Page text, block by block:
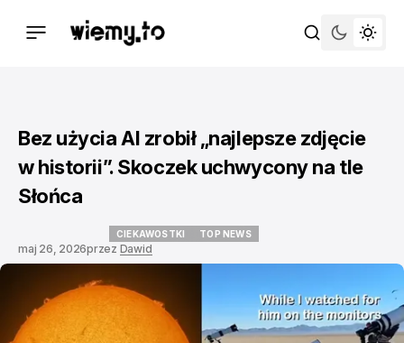
Bez użycia AI zrobił „najlepsze zdjęcie
w historii”. Skoczek uchwycony na tle
Słońca
CIEKAWOSTKI TOP NEWS
maj 26, 2026przez Dawid